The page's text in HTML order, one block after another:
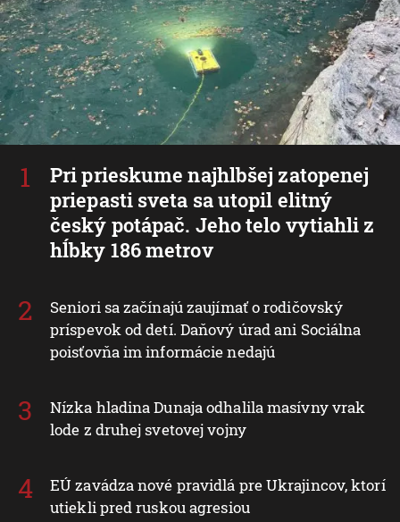
Pri prieskume najhlbšej zatopenej
priepasti sveta sa utopil elitný
český potápač. Jeho telo vytiahli z
hĺbky 186 metrov
Seniori sa začínajú zaujímať o rodičovský
príspevok od detí. Daňový úrad ani Sociálna
poisťovňa im informácie nedajú
Nízka hladina Dunaja odhalila masívny vrak
lode z druhej svetovej vojny
EÚ zavádza nové pravidlá pre Ukrajincov, ktorí
utiekli pred ruskou agresiou